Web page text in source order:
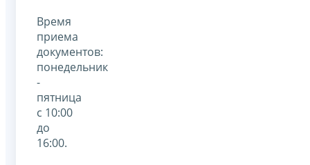
Время
приема
документов:
понедельник
-
пятница
с 10:00
до
16:00.